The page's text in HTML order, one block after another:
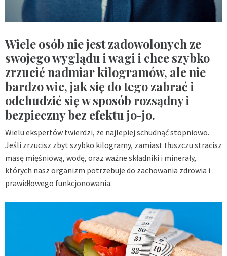
Wiele osób nie jest zadowolonych ze
swojego wyglądu i wagi i chce szybko
zrzucić nadmiar kilogramów, ale nie
bardzo wie, jak się do tego zabrać i
odchudzić się w sposób rozsądny i
bezpieczny bez efektu jo-jo.
Wielu ekspertów twierdzi, że najlepiej schudnąć stopniowo.
Jeśli zrzucisz zbyt szybko kilogramy, zamiast tłuszczu stracisz
masę mięśniową, wodę, oraz ważne składniki i minerały,
których nasz organizm potrzebuje do zachowania zdrowia i
prawidłowego funkcjonowania.